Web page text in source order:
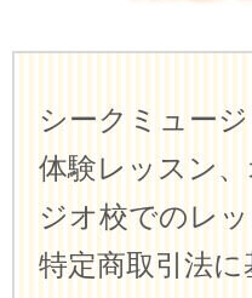
シークミュー
体験レッスン
ジオ校でのレ
特定商取引法